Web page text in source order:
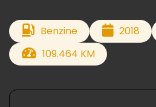
Benzine 2018
109.464 KM